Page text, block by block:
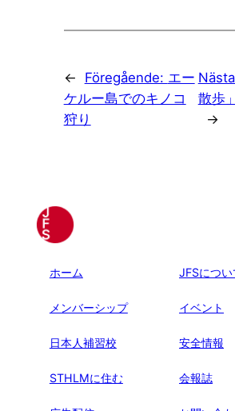
← Föregående: エー
ケルー島でのキノコ
狩り
散歩
→
ホーム
メンバーシップ
日本人補習校
STHLMに住む
JFSについ
イベント
安全情報
会報誌